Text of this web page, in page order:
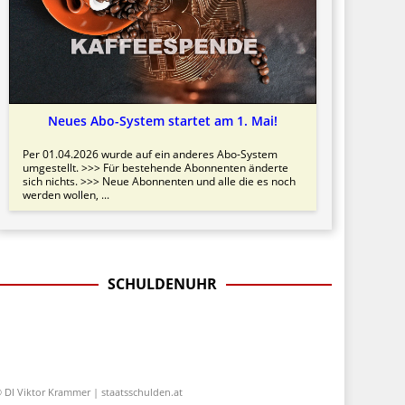
Neues Abo-System startet am 1. Mai!
Per 01.04.2026 wurde auf ein anderes Abo-System
umgestellt. >>> Für bestehende Abonnenten änderte
sich nichts. >>> Neue Abonnenten und alle die es noch
werden wollen, ...
SCHULDENUHR
DI Viktor Krammer | staatsschulden.at